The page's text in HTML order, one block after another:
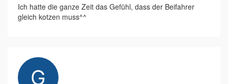
Ich hatte die ganze Zeit das Gefühl, dass der Beifahrer
gleich kotzen muss^^